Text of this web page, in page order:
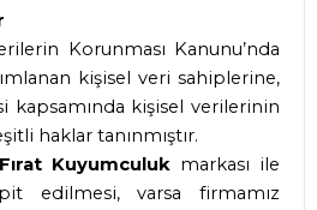
Korunması Kanunu’nda
kişisel veri sahiplerine,
kapsamında kişisel verilerinin
haklar tanınmıştır.
Fırat Kuyumculuk markası ile
edilmesi, varsa firmamız